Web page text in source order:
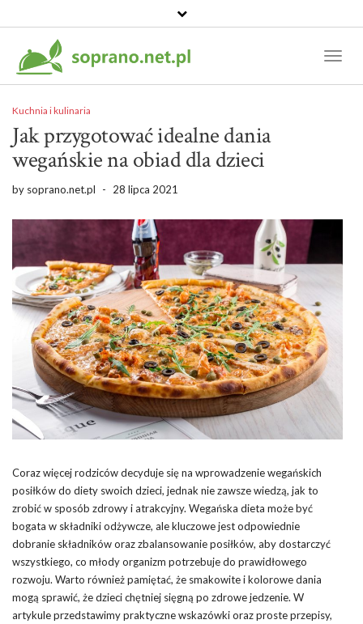
Kuchnia i kulinaria
Jak przygotować idealne dania
wegańskie na obiad dla dzieci
by soprano.net.pl - 28 lipca 2021
Coraz więcej rodziców decyduje się na wprowadzenie wegańskich
posiłków do diety swoich dzieci, jednak nie zawsze wiedzą, jak to
zrobić w sposób zdrowy i atrakcyjny. Wegańska dieta może być
bogata w składniki odżywcze, ale kluczowe jest odpowiednie
dobranie składników oraz zbalansowanie posiłków, aby dostarczyć
wszystkiego, co młody organizm potrzebuje do prawidłowego
rozwoju. Warto również pamiętać, że smakowite i kolorowe dania
mogą sprawić, że dzieci chętniej sięgną po zdrowe jedzenie. W
artykule przedstawimy praktyczne wskazówki oraz proste przepisy,